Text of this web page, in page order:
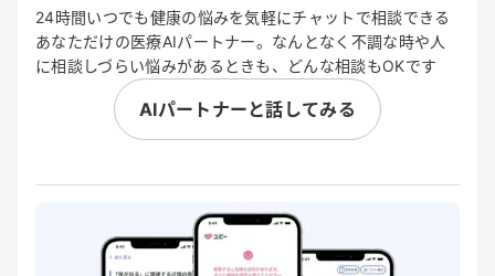
24時間いつでも健康の悩みを気軽にチャットで相談できる
あなただけの医療AIパートナー。なんとなく不調な時や人
に相談しづらい悩みがあるときも、どんな相談もOKです
AIパートナーと話してみる